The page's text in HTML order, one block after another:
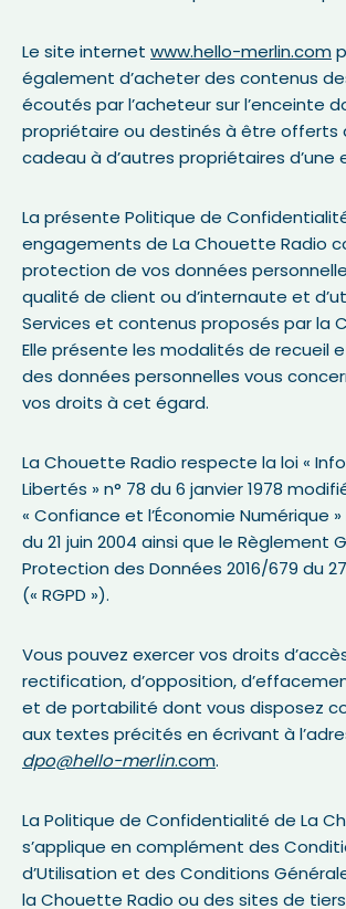
Le site internet www.hello-merlin.com
également d’acheter des contenus
écoutés par l’acheteur sur l’enceinte
propriétaire ou destinés à être offerts
cadeau à d’autres propriétaires d’une
La présente Politique de
engagements de La Chouette Radio
protection de vos données
qualité de client ou d’internaute et
Services et contenus proposés par la
Elle présente les modalités de recueil
des données personnelles vous
vos droits à cet égard.
La Chouette Radio respecte la loi «
Libertés » n° 78 du 6 janvier 1978
« Confiance et l’Économie Numérique
du 21 juin 2004 ainsi que le Règlement
Protection des Données 2016/679 du 27
(« RGPD »).
Vous pouvez exercer vos droits
rectification, d’opposition,
et de portabilité dont vous disposez
aux textes précités en écrivant à
dpo@hello-merlin.com.
La Politique de Confidentialité de La
s’applique en complément des
d’Utilisation et des Conditions
la Chouette Radio ou des sites de tiers